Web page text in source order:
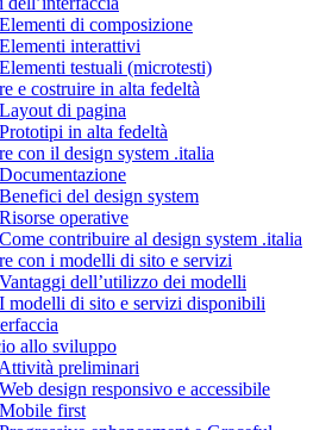
di composizione
interattivi
testuali (microtesti)
e costruire in alta fedeltà
di pagina
in alta fedeltà
con il design system .italia
del design system
operative
contribuire al design system .italia
con i modelli di sito e servizi
dell’utilizzo dei modelli
modelli di sito e servizi disponibili
allo sviluppo
preliminari
design responsivo e accessibile
first